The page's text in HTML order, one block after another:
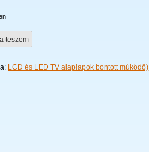
teszem
LCD és LED TV alaplapok bontott múködő)